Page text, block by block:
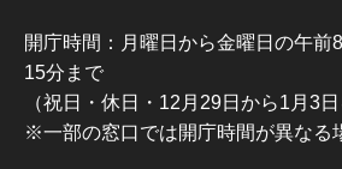
開庁時間：月曜日から金曜日の午前
15分まで
（祝日・休日・12月29日から1月3日
※一部の窓口では開庁時間が異なる